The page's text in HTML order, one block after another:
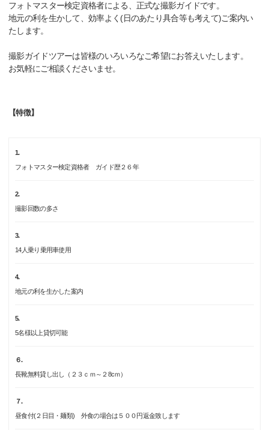
フォトマスター検定資格者による、正式な撮影ガイドです。
地元の利を生かして、効率よく(日のあたり具合等も考えて)ご案内い
たします。
撮影ガイドツアーは皆様のいろいろなご希望にお答えいたします。
お気軽にご相談くださいませ。
【特徴】
1.
フォトマスター検定資格者 ガイド歴２６年
2.
撮影回数の多さ
3.
14人乗り乗用車使用
4.
地元の利を生かした案内
5.
5名様以上貸切可能
６.
長靴無料貸し出し（２３ｃｍ～２8cｍ）
７.
昼食付(２日目・麺類) 外食の場合は５００円返金致します